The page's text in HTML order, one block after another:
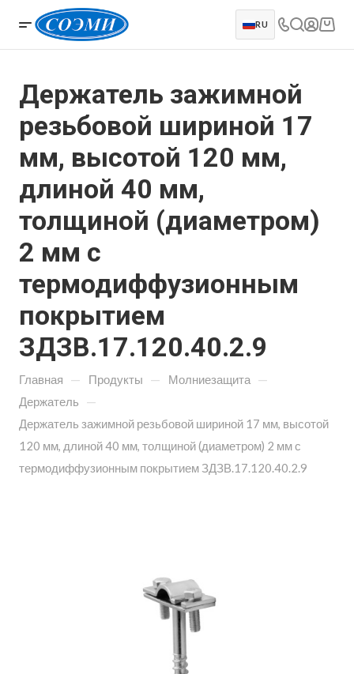
RU
Держатель зажимной
резьбовой шириной 17
мм, высотой 120 мм,
длиной 40 мм,
толщиной (диаметром)
2 мм с
термодиффузионным
покрытием
ЗДЗВ.17.120.40.2.9
Главная — Продукты — Молниезащита —
Держатель —
Держатель зажимной резьбовой шириной 17 мм, высотой
120 мм, длиной 40 мм, толщиной (диаметром) 2 мм с
термодиффузионным покрытием ЗДЗВ.17.120.40.2.9